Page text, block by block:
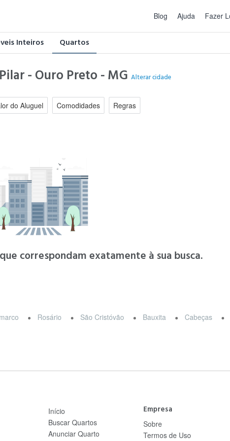
Blog Ajuda Fazer
Inteiros Quartos
- Ouro Preto - MGAlterar cidade
do Aluguel Comodidades Regras
correspondam exatamente à sua busca.
Rosário São Cristóvão Bauxita Cabeças
Início
Buscar Quartos
Anunciar Quarto
Empresa
Sobre
Termos de Uso